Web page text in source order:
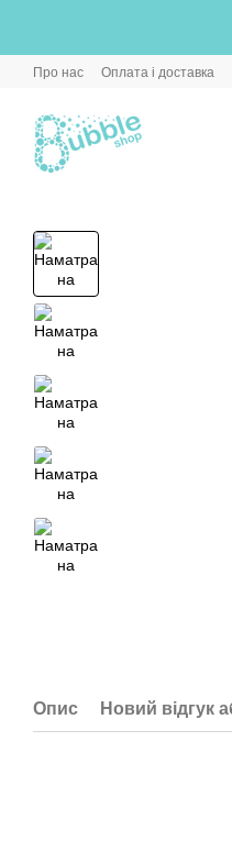
Про нас Оплата і доставка
Опис Новий відгук